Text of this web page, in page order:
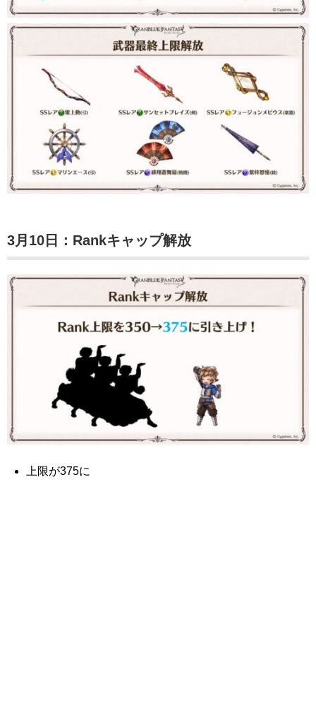
3月10日：Rankキャップ解放
上限が375に